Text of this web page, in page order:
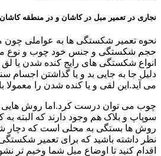
نجاری در تعمیر مبل در کاشان و در منطقه
نحوه تعمیر شکستگی ها به عواملی
حجم شکستگی و جنس خود چوب و نوع
انواع شکستگی های رایج کنده شدن یا
دلیل جا به جایی بد و یا گذاشتن اجسام
می آید.این لقی و یا کنده شدن را
چوب می توان درست کرد.اما روش هایی
سوپاپ و بلاک هم وجود دارند که البته به
روش ها بستگی به محلی است که دچار
نظر داشته باشید که برای تعمیر
اقدام کنید تا اوضاع مبل شما وخیم تر